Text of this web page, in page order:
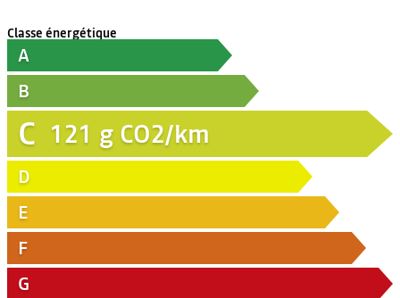
Classe énergétique
A
B
C 121 g CO2/km
D
E
F
G